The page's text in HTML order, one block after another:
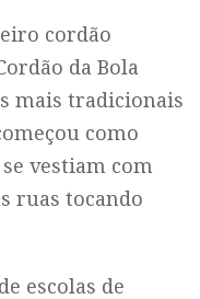
cordão
da Bola
mais tradicionais
como
vestiam com
ruas tocando
escolas de